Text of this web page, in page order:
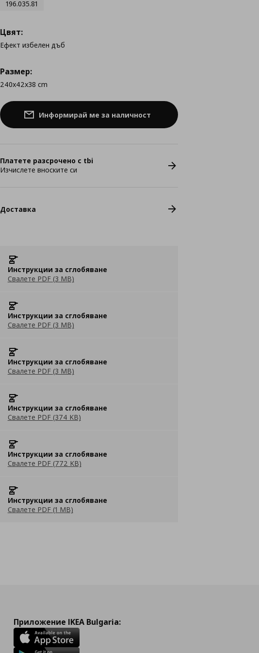
196.035.81
Цвят:
Ефект избелен дъб
Размер:
240x42x38 cm
Информирай ме за наличност
Платете разсрочено с tbi
Изчислете вноските си
Доставка
Инструкции за сглобяване
Свалете PDF (3 MB)
Инструкции за сглобяване
Свалете PDF (3 MB)
Инструкции за сглобяване
Свалете PDF (3 MB)
Инструкции за сглобяване
Свалете PDF (374 KB)
Инструкции за сглобяване
Свалете PDF (772 KB)
Инструкции за сглобяване
Свалете PDF (1 MB)
Приложение IKEA Bulgaria: